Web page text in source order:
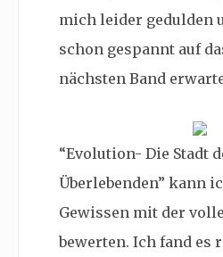
mich leider gedulden
schon gespannt auf
nächsten Band
“Evolution- Die Stadt
Überlebenden” kann
Gewissen mit der
bewerten. Ich fand es